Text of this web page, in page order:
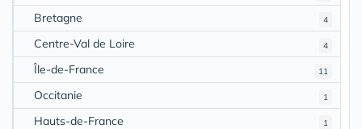
4
Bretagne
4
Centre-Val de Loire
11
Île-de-France
1
Occitanie
1
Hauts-de-France